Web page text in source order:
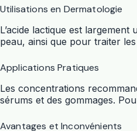
Utilisations en Dermatologie
L’acide lactique est
peau, ainsi que pour traiter
Applications Pratiques
Les concentrations
sérums et des gommages.
Avantages et Inconvénients